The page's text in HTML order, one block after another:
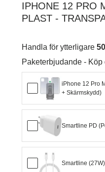
IPHONE 12 PRO
PLAST -
Handla för ytterligare
Paketerbjudande -
iPhone 12 Pro
+ Skärmskydd)
Smartline PD
Smartline